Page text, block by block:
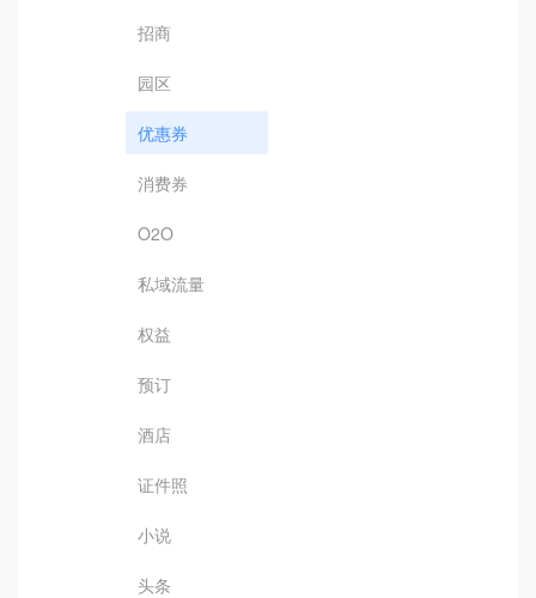
招商
园区
优惠券
消费券
O2O
私域流量
权益
预订
酒店
证件照
小说
头条